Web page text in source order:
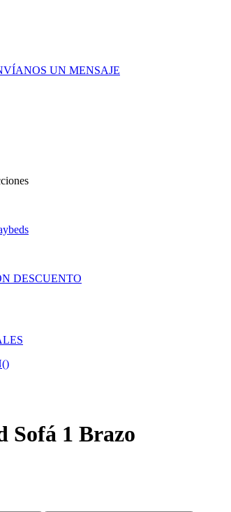
UN MENSAJE
DESCUENTO
)
Sofá 1 Brazo